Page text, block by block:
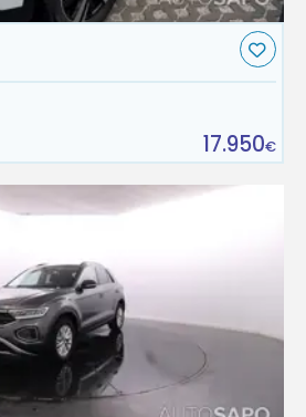
17.950€